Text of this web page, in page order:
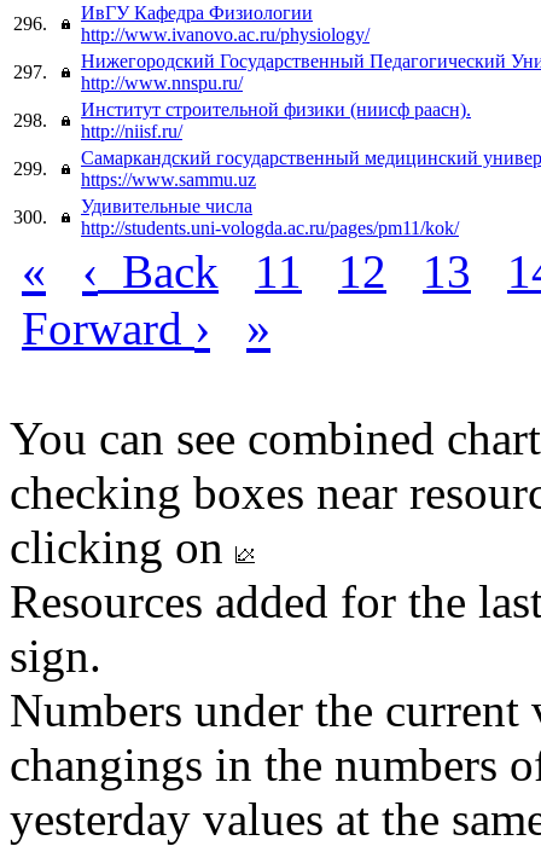
296.
ИвГУ Кафедра Физиологии
http://www.ivanovo.ac.ru/physiology/
297.
Нижегородский Государственный Педагогический
http://www.nnspu.ru/
298.
Институт строительной физики (ниисф раасн).
http://niisf.ru/
299.
Самаркандский государственный медицинский
https://www.sammu.uz
300.
Удивительные числа
http://students.uni-vologda.ac.ru/pages/pm11/kok/
« ‹ Back 11 12 13
Forward › »
You can see combined
checking boxes near
clicking on
Resources added for the
sign.
Numbers under the
changings in the numbers
yesterday values at the